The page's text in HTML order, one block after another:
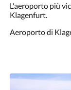
L'aeroporto più
Klagenfurt.
Aeroporto di